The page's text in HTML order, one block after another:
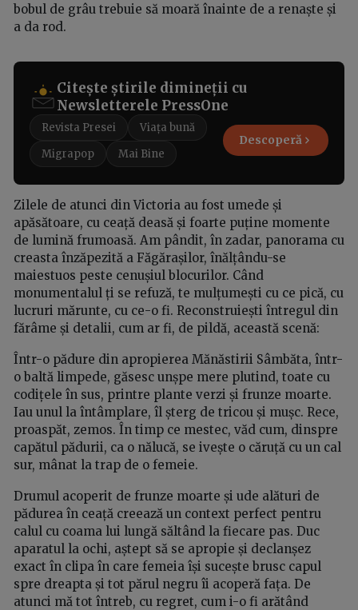
bobul de grâu trebuie să moară înainte de a renaște și
a da rod.
Citește știrile dimineții cu
Newsletterele PressOne
Revista Presei
Viața bună
Migrapop
Mai Bine
Descoperă
Zilele de atunci din Victoria au fost umede și
apăsătoare, cu ceață deasă și foarte puține momente
de lumină frumoasă. Am pândit, în zadar, panorama cu
creasta înzăpezită a Făgărașilor, înălțându-se
maiestuos peste cenușiul blocurilor. Când
monumentalul ți se refuză, te mulțumești cu ce pică, cu
lucruri mărunte, cu ce-o fi. Reconstruiești întregul din
fărâme și detalii, cum ar fi, de pildă, această scenă:
Într-o pădure din apropierea Mănăstirii Sâmbăta, într-
o baltă limpede, găsesc unșpe mere plutind, toate cu
codițele în sus, printre plante verzi și frunze moarte.
Iau unul la întâmplare, îl șterg de tricou și mușc. Rece,
proaspăt, zemos. În timp ce mestec, văd cum, dinspre
capătul pădurii, ca o nălucă, se ivește o căruță cu un cal
sur, mânat la trap de o femeie.
Drumul acoperit de frunze moarte și ude alături de
pădurea în ceață creează un context perfect pentru
calul cu coama lui lungă săltând la fiecare pas. Duc
aparatul la ochi, aștept să se apropie și declanșez
exact în clipa în care femeia își sucește brusc capul
spre dreapta și tot părul negru îi acoperă fața. De
atunci mă tot întreb, cu regret, cum i-o fi arătând